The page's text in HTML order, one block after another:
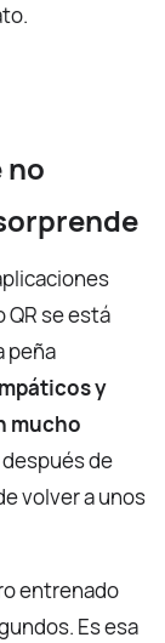
no
QR se está
peña
y
mucho
después de
volver a unos
entrenado
Es esa